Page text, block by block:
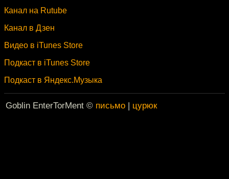
Канал на Rutube
Канал в Дзен
Видео в iTunes Store
Подкаст в iTunes Store
Подкаст в Яндекс.Музыка
Goblin EnterTorMent © письмо | цурюк